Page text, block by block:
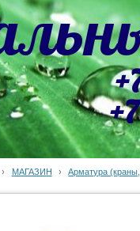
› МАГАЗИН › Арматура